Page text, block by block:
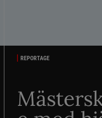
REPORTAGE